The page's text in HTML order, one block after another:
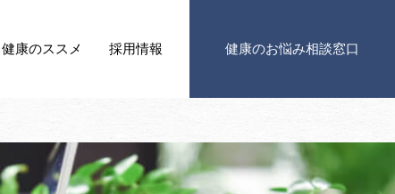
健康のススメ 採用情報 健康のお悩み相談窓口